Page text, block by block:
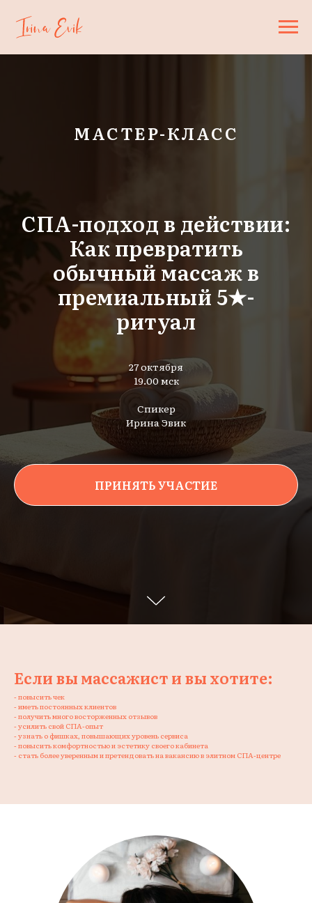
МАСТЕР-КЛАСС
СПА-подход в действии:
Как превратить
обычный массаж в
премиальный 5★-
ритуал
27 октября
19.00 мск
Спикер
Ирина Эвик
ПРИНЯТЬ УЧАСТИЕ
Если вы массажист и вы хотите:
- повысить чек
- иметь постоянных клиентов
- получить много восторженных отзывов
- усилить свой СПА-опыт
- узнать о фишках, повышающих уровень сервиса
- повысить комфортностью и эстетику своего кабинета
- стать более уверенным и претендовать на вакансию в элитном СПА-центре